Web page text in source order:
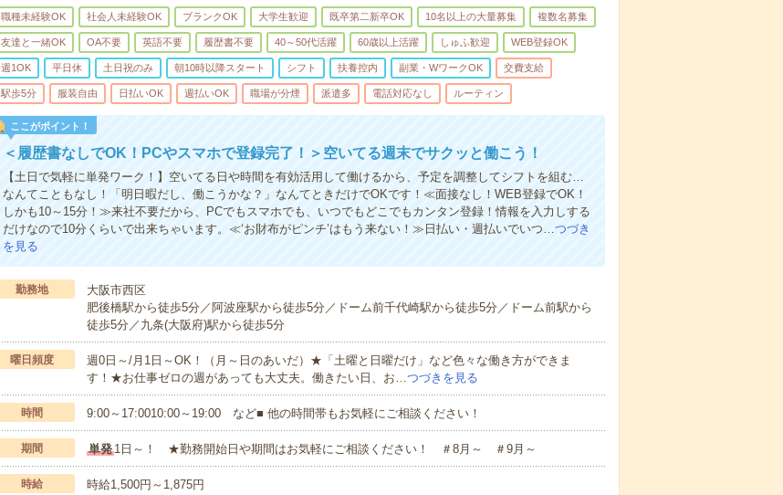
職種未経験OK 社会人未経験OK ブランクOK 大学生歓迎 既卒第二新卒OK 10名以上の大量募集 複数名募集
友達と一緒OK OA不要 英語不要 履歴書不要 40～50代活躍 60歳以上活躍 しゅふ歓迎 WEB登録OK
週1OK 平日休 土日祝のみ 朝10時以降スタート シフト 扶養控内 副業・WワークOK 交費支給
駅歩5分 服装自由 日払いOK 週払いOK 職場が分煙 派遣多 電話対応なし ルーティン
ここがポイント！
＜履歴書なしでOK！PCやスマホで登録完了！＞空いてる週末でサクッと働こう！
【土日で気軽に単発ワーク！】空いてる日や時間を有効活用して働けるから、予定を調整してシフトを組む…
なんてこともなし！「明日暇だし、働こうかな？」なんてときだけでOKです！≪面接なし！WEB登録でOK！
しかも10～15分！≫来社不要だから、PCでもスマホでも、いつでもどこでもカンタン登録！情報を入力しする
だけなので10分くらいで出来ちゃいます。≪‘お財布がピンチ’はもう来ない！≫日払い・週払いでいつ…つづき
を見る
勤務地
大阪市西区
肥後橋駅から徒歩5分／阿波座駅から徒歩5分／ドーム前千代崎駅から徒歩5分／ドーム前駅から
徒歩5分／九条(大阪府)駅から徒歩5分
曜日頻度
週0日～/月1日～OK！（月～日のあいだ）★「土曜と日曜だけ」など色々な働き方ができま
す！★お仕事ゼロの週があっても大丈夫。働きたい日、お…つづきを見る
時間 9:00～17:0010:00～19:00 など■ 他の時間帯もお気軽にご相談ください！
期間 単発1日～！ ★勤務開始日や期間はお気軽にご相談ください！ ＃8月～ ＃9月～
時給 時給1,500円～1,875円